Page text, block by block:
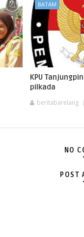
BATAM
KPU
pilkada
beritabarelang
NO
POST